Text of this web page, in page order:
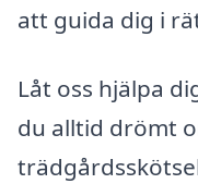
att guida dig i
Låt oss hjälpa
du alltid drömt